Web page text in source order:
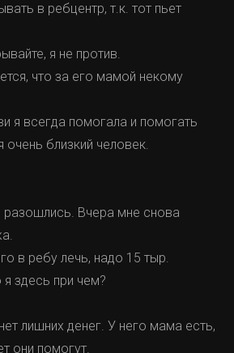
в ребцентр, т.к. тот пьет
я не против.
что за его мамой некому
я всегда помогала и помогать
очень близкий человек.
разошлись. Вчера мне снова
в ребу лечь, надо 15 тыр.
я здесь при чем?
лишних денег. У него мама есть,
они помогут.